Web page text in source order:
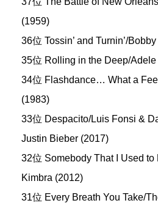
(1959)
36位 Tossin’ and Turnin’/
35位 Rolling in the Deep/Adele
34位 Flashdance… What a
(1983)
33位 Despacito/Luis Fonsi &
Justin Bieber (2017)
32位 Somebody That I Used to
Kimbra (2012)
31位 Every Breath You Take/